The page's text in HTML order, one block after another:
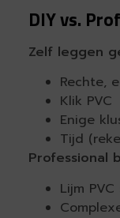
DIY vs.
Zelf leggen
Rechte,
Klik PVC
Enige
Tijd
Professional
Lijm